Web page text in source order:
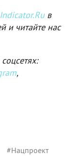
в
и читайте нас
,
#Нацпроект